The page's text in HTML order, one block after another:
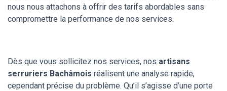
nous nous attachons à offrir des tarifs abordables sans
compromettre la performance de nos services.
Dès que vous sollicitez nos services, nos artisans
serruriers Bachâmois réalisent une analyse rapide,
cependant précise du problème. Qu’il s’agisse d’une porte